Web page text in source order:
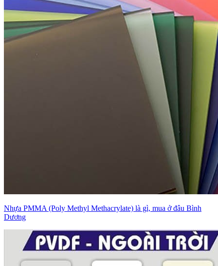
Nhựa PMMA (Poly Methyl Methacrylate) là gì, mua ở đâu Bình
Dương